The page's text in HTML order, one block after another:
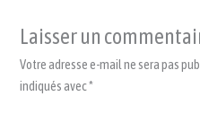
Laisser un
Votre adresse e-mail ne sera pas
indiqués avec*